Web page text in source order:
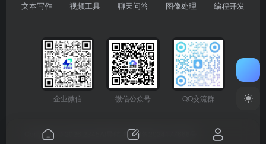
文本写作
视频工具
聊天问答
图像处理
编程开发
企业微信 微信公众号 QQ交流群
Copyright © 2026 粤ICP备2024177666号